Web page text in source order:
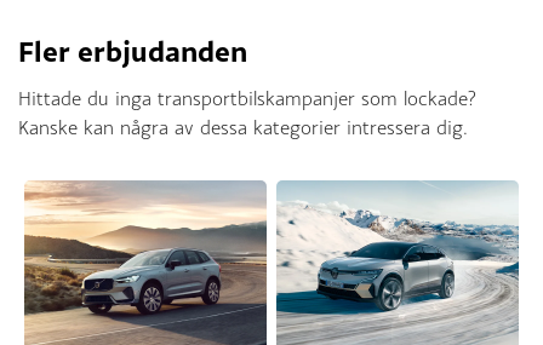
Fler erbjudanden
Hittade du inga transportbilskampanjer som lockade?
Kanske kan några av dessa kategorier intressera dig.